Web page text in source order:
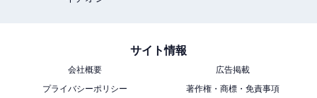
楽天市場で「Victor HA-A30T2」を見る
サイト情報
会社概要
広告掲載
プライバシーポリシー
著作権・商標・免責事項